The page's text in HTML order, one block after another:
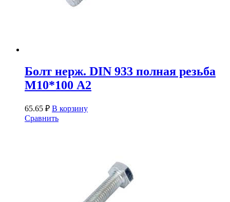
Болт нерж. DIN 933 полная резьба
М10*100 А2
65.65 ₽ В корзину
Сравнить